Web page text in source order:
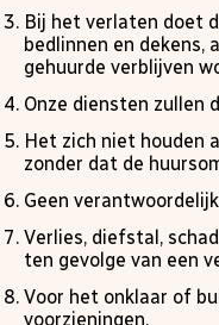
Bij het verlaten doet
bedlinnen en dekens,
gehuurde verblijven
Onze diensten zullen
Het zich niet houden
zonder dat de
Geen
Verlies, diefstal,
ten gevolge van een
Voor het onklaar of
voorzieningen.